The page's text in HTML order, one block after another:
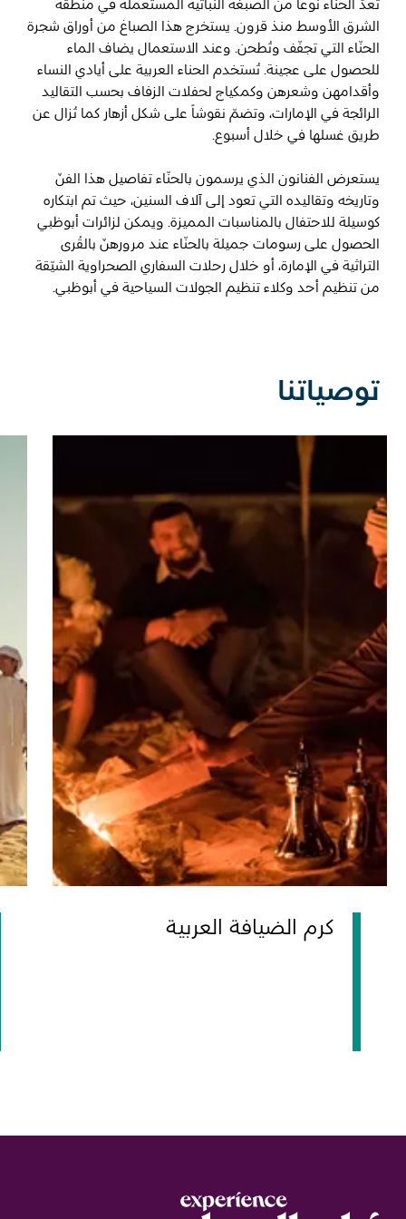
المفضلة رسم خريطة
أبو ظبي
منطقة العين
منطقة الظفرة
دائرة الثقافة والسياحة - أبوظبي
مركز أبوظبي الوطني للمعارض والمؤتمرات
تُعدّ الحنّاء نوعاً من الصبغة النباتية المستعملة في منطقة
الشرق الأوسط منذ قرون. يستخرج هذا الصباغ من أوراق شجرة
الحنّاء التي تجفّف وتُطحن. وعند الاستعمال يضاف الماء
للحصول على عجينة. تُستخدم الحناء العربية على أيادي النساء
وأقدامهن وشعرهن وكمكياج لحفلات الزفاف بحسب التقاليد
الرائجة في الإمارات، وتضمّ نقوشاً على شكل أزهار كما تُزال عن
طريق غسلها في خلال أسبوع.
يستعرض الفنانون الذي يرسمون بالحنّاء تفاصيل هذا الفنّ
وتاريخه وتقاليده التي تعود إلى آلاف السنين، حيث تم ابتكاره
كوسيلة للاحتفال بالمناسبات المميزة. ويمكن لزائرات أبوظبي
الحصول على رسومات جميلة بالحنّاء عند مرورهنّ بالقُرى
التراثية في الإمارة، أو خلال رحلات السفاري الصحراوية الشيّقة
من تنظيم أحد وكلاء تنظيم الجولات السياحية في أبوظبي.
توصياتنا
كرم الضيافة العربية